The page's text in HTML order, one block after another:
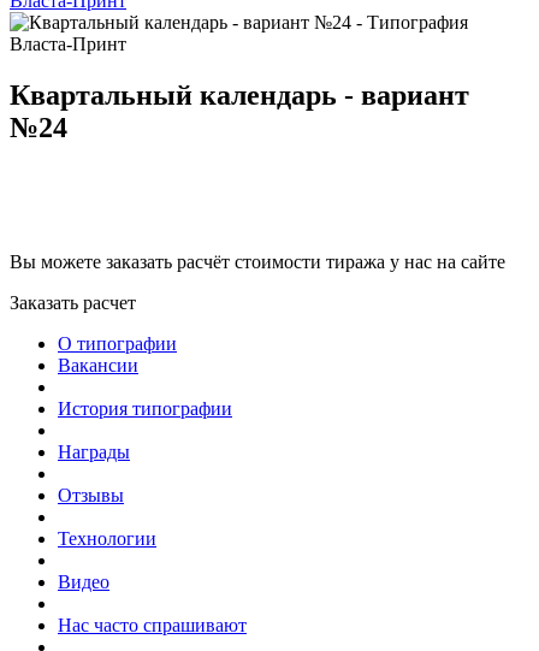
Квартальный календарь - вариант
№24
Вы можете заказать расчёт стоимости тиража у нас на сайте
Заказать расчет
О типографии
Вакансии
История типографии
Награды
Отзывы
Технологии
Видео
Нас часто спрашивают